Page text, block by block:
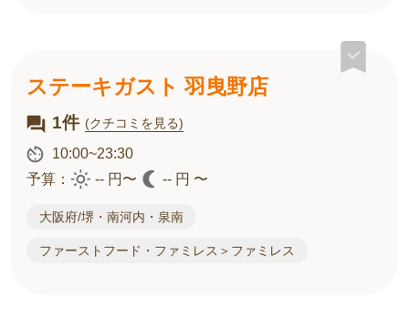
ステーキガスト 羽曳野店
1件 (クチコミを見る)
10:00~23:30
予算：
-- 円〜 -- 円 〜
大阪府/堺・南河内・泉南
ファーストフード・ファミレス＞ファミレス